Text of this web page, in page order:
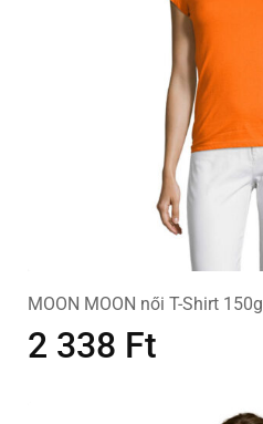
MOON MOON női T-Shirt 150g
2 338 Ft